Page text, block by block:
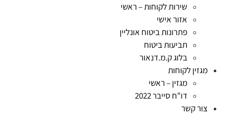
שירות לקוחות – ראשי
אזור אישי
פתרונות ביטוח אונליין
תביעות ביטוח
בלוג ק.מ.דנאור
מגזין לקוחות
מגזין – ראשי
דו"ח סייבר 2022
צור קשר